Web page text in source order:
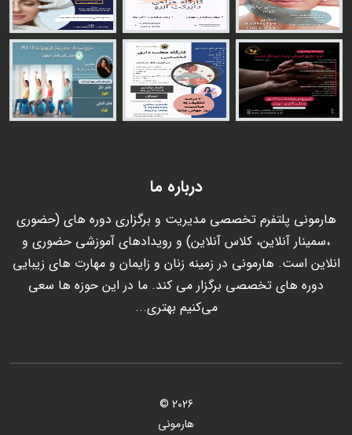
درباره ما
هارمونی پلتفرم تخصصی مدیریت و برگزاری دوره های (حضوری
،سمینار آنلاین، کلاس آنلاین) و رویدادهای آموزشی حضوری و
انلاین است. هارمونی در زمینه زنان و زایمان و مهارت های زیبایی
دوره های تخصصی برگزار می کند. ما در این حوزه ها سعی
می‌کنیم بهتری...
2026 ©
هارمونی